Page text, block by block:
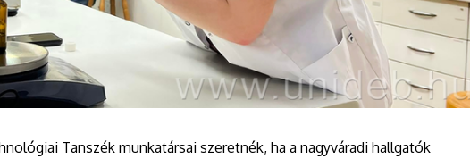
Tanszék munkatársai szeretnék, ha a nagyváradi hallgatók